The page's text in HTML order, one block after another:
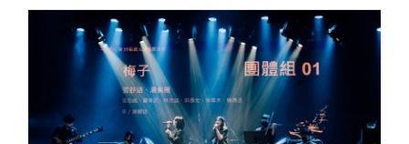
還有不少聽團仔向台灣影史傳奇惡女「討罵」，
成為本屆閱讀全文 "百合花與苗可麗為大港開唱
彩排 搶先釋出合作歌曲〈愛情限時批〉"